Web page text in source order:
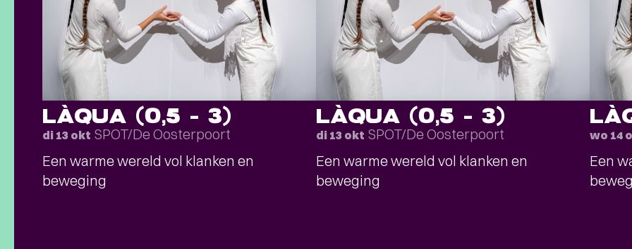
LÀQUA (0,5 – 3)
di 13 okt SPOT/De Oosterpoort
Een warme wereld vol klanken en
beweging
LÀQUA (0,5 – 3)
di 13 okt SPOT/De Oosterpoort
Een warme wereld vol klanken en
beweging
wo 14
Een